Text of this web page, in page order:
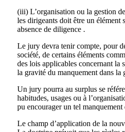
(iii) L’organisation ou la gestion
les dirigeants doit être un élément
absence de diligence .
Le jury devra tenir compte, pour
société, de certains éléments
des lois applicables concernant la
la gravité du manquement dans la
Un jury pourra au surplus se
habitudes, usages ou à
pu encourager un tel manquement
Le champ d’application de la